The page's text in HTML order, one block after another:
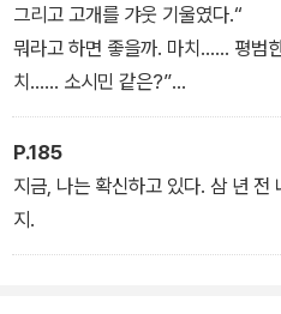
그리고 고개를 갸웃 기울였다.“
뭐라고 하면 좋을까. 마치…… 평범
치…… 소시민 같은?”
나는 무심코 웃음을 터뜨리고 말았
P.185
지금, 나는 확신하고 있다. 삼 년 전
지.